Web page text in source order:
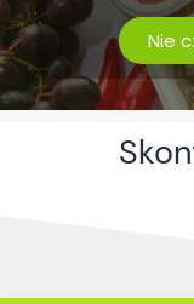
Nie